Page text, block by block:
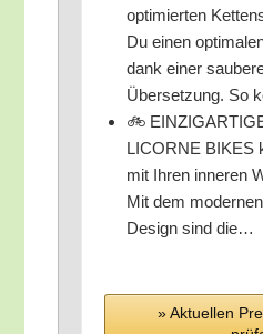
opti­mier­ten
Du einen
dank einer
Über­set­zung. So
🚲
LICORNE BIKES
mit Ihren inne­ren
Mit dem
Design sind die…
» Aktu­el­len